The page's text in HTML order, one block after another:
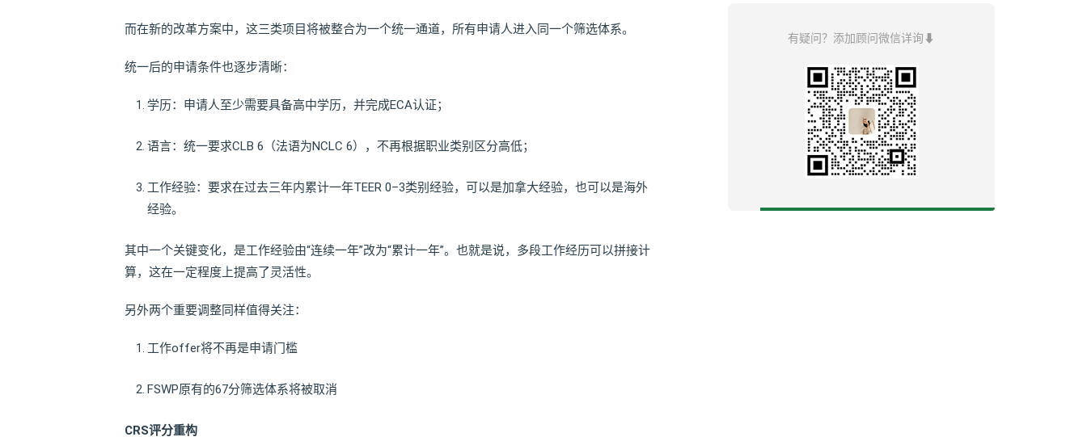
而在新的改革方案中，这三类项目将被整合为一个统一通道，所有申请人进入同一个筛选体系。
统一后的申请条件也逐步清晰：
学历：申请人至少需要具备高中学历，并完成ECA认证；
语言：统一要求CLB 6（法语为NCLC 6），不再根据职业类别区分高低；
工作经验：要求在过去三年内累计一年TEER 0–3类别经验，可以是加拿大经验，也可以是海外
经验。
其中一个关键变化，是工作经验由“连续一年”改为“累计一年”。也就是说，多段工作经历可以拼接计
算，这在一定程度上提高了灵活性。
另外两个重要调整同样值得关注：
工作offer将不再是申请门槛
FSWP原有的67分筛选体系将被取消
CRS评分重构
有疑问？添加顾问微信详询⬇